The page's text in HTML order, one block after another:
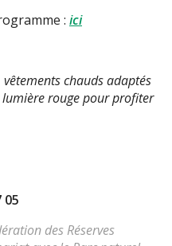
: ici
chauds adaptés
rouge pour profiter
05
des Réserves